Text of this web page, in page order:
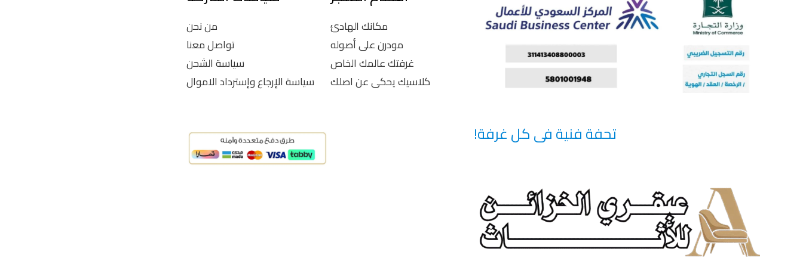
تحفة فنية فى كل غرفة!
مكانك الهادئ
مودرن على أصوله
غرفتك عالمك الخاص
كلاسيك يحكى عن اصلك
من نحن
تواصل معنا
سياسة الشحن
سياسة الإرجاع وإسترداد الاموال